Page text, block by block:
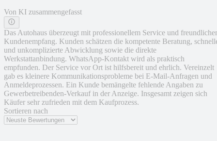
Von KI zusammengefasst
Das Autohaus überzeugt mit professionellem Service und
Kundenempfang. Kunden schätzen die kompetente Beratung,
und unkomplizierte Abwicklung sowie die direkte
Werkstattanbindung. WhatsApp-Kontakt wird als praktisch
empfunden. Der Service vor Ort ist hilfsbereit und ehrlich. Vereinzelt
gab es kleinere Kommunikationsprobleme bei E-Mail-Anfragen und
Anmeldeprozessen. Ein Kunde bemängelte fehlende Angaben zu
Gewerbetreibenden-Verkauf in der Anzeige. Insgesamt zeigen sich
Käufer sehr zufrieden mit dem Kaufprozess.
Sortieren nach